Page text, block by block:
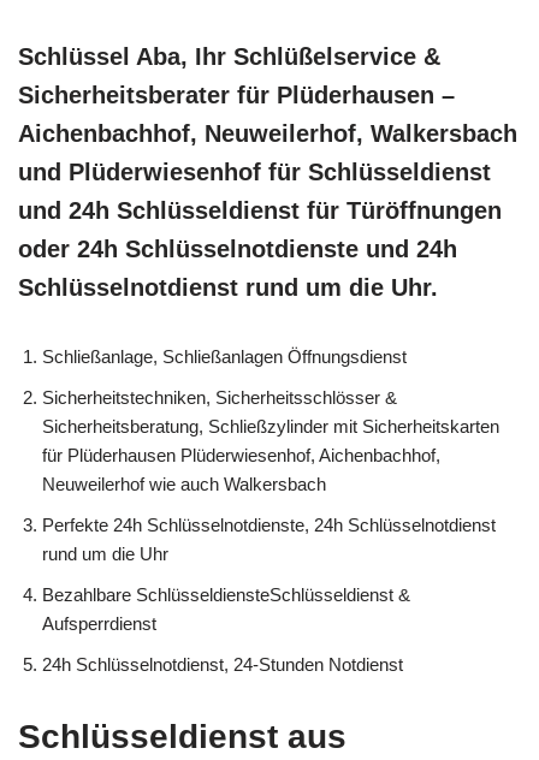
Schlüssel Aba, Ihr Schlüßelservice &
Sicherheitsberater für Plüderhausen –
Aichenbachhof, Neuweilerhof, Walkersbach
und Plüderwiesenhof für Schlüsseldienst
und 24h Schlüsseldienst für Türöffnungen
oder 24h Schlüsselnotdienste und 24h
Schlüsselnotdienst rund um die Uhr.
Schließanlage, Schließanlagen Öffnungsdienst
Sicherheitstechniken, Sicherheitsschlösser &
Sicherheitsberatung, Schließzylinder mit Sicherheitskarten
für Plüderhausen Plüderwiesenhof, Aichenbachhof,
Neuweilerhof wie auch Walkersbach
Perfekte 24h Schlüsselnotdienste, 24h Schlüsselnotdienst
rund um die Uhr
Bezahlbare SchlüsseldiensteSchlüsseldienst &
Aufsperrdienst
24h Schlüsselnotdienst, 24-Stunden Notdienst
Schlüsseldienst aus